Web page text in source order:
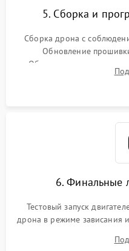
5. Сборка и
Сборка дрона с
Обновление
Обязательная
компаса, датчиков
6. Финальные
Тестовый запуск
дрона в режиме зависания
удержания точки, качества
возврата домой